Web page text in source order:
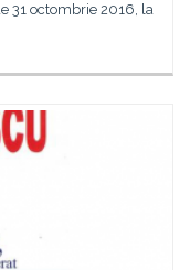
31 octombrie 2016, la